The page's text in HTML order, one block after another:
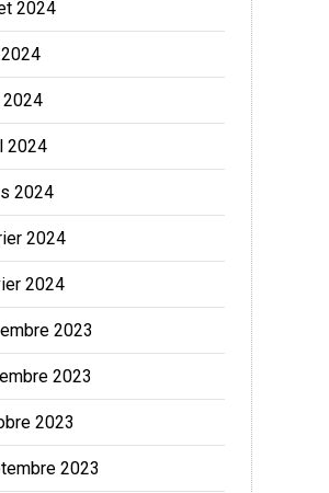
2024
2024
2024
2024
2024
2024
2023
2023
2023
2023